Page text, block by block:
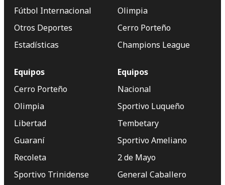
Fútbol Internacional
Otros Deportes
Estadísticas
Olimpia
Cerro Porteño
Champions League
Equipos
Cerro Porteño
Olimpia
Libertad
Guaraní
Recoleta
Sportivo Trinidense
Equipos
Nacional
Sportivo Luqueño
Tembetary
Sportivo Ameliano
2 de Mayo
General Caballero